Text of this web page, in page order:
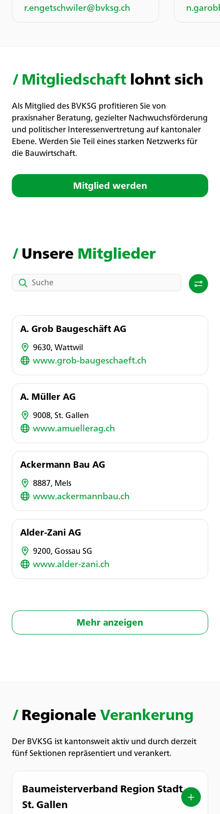
r.engetschwiler@bvksg.ch
/Mitgliedschaftlohnt sich
Als Mitglied des BVKSG profitieren Sie von
praxisnaher Beratung, gezielter Nachwuchsförderung
und politischer Interessenvertretung auf kantonaler
Ebene. Werden Sie Teil eines starken Netzwerks für
die Bauwirtschaft.
Mitglied werden
/UnsereMitglieder
A. Grob Baugeschäft AG
9630, Wattwil
www.grob-baugeschaeft.ch
A. Müller AG
9008, St. Gallen
www.amuellerag.ch
Ackermann Bau AG
8887, Mels
www.ackermannbau.ch
Alder-Zani AG
9200, Gossau SG
www.alder-zani.ch
Mehr anzeigen
/RegionaleVerankerung
Der BVKSG ist kantonsweit aktiv und durch derzeit
fünf Sektionen repräsentiert und verankert.
Baumeisterverband Region Stadt
St. Gallen